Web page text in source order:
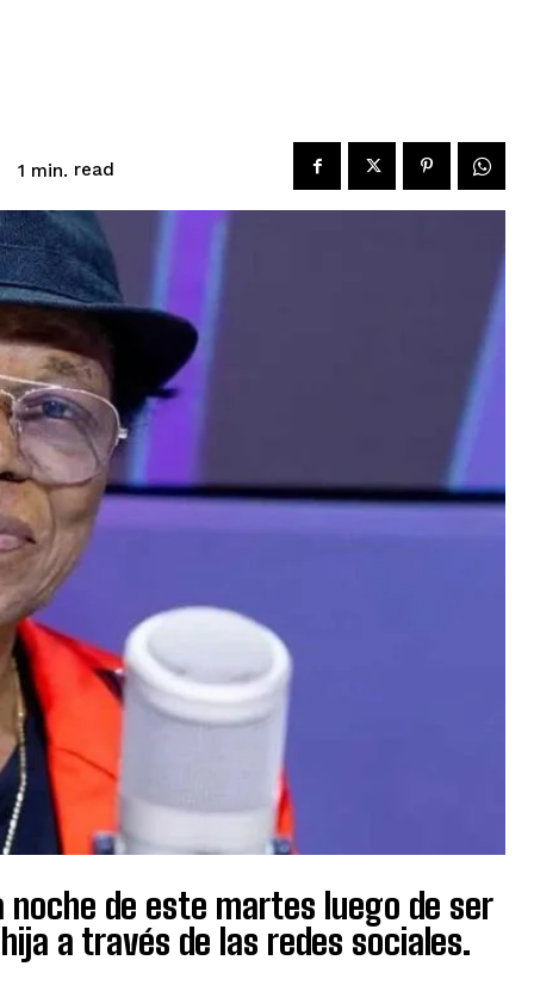
1 min. read
de este martes luego de ser
a través de las redes sociales.